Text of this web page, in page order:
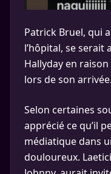
Patrick Bruel, qui
l’hôpital, se serait
Hallyday en
lors de son arrivée.
Selon certaines
apprécié ce qu’il
médiatique dans
douloureux.